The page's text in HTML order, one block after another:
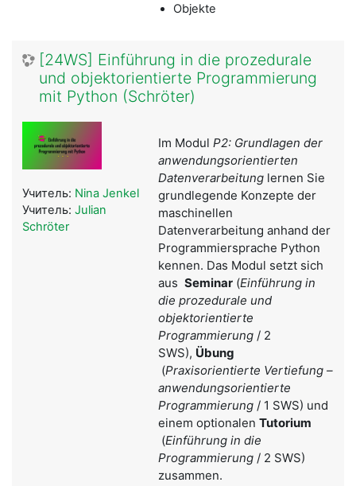
Objekte
[24WS] Einführung in die prozedurale
und objektorientierte Programmierung
mit Python (Schröter)
Im Modul P2: Grundlagen der
anwendungsorientierten
Datenverarbeitunglernen Sie
grundlegende Konzepte der
maschinellen
Datenverarbeitung anhand der
Programmiersprache Python
kennen. Das Modul setzt sich
aus Seminar(Einführung in
die prozedurale und
objektorientierte
Programmierung/ 2
SWS), Übung
(Praxisorientierte Vertiefung –
anwendungsorientierte
Programmierung/ 1 SWS) und
einem optionalen Tutorium
(Einführung in die
Programmierung/ 2 SWS)
zusammen.
Учитель: Nina Jenkel
Учитель: Julian
Schröter